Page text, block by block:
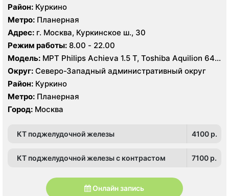
Район: Куркино
Метро: Планерная
Адрес: г. Москва, Куркинское ш., 30
Режим работы: 8.00 - 22.00
Модель: МРТ Philips Achieva 1.5 T, Toshiba Aquilion 64
срезов
Округ: Северо-Западный административный округ
Район: Куркино
Метро: Планерная
Город: Москва
КТ поджелудочной железы 4100 p.
КТ поджелудочной железы с контрастом 7100 p.
Онлайн запись